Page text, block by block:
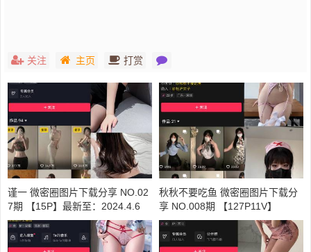
关注 主页 打赏
谨一 微密圈图片下载分享 NO.02
7期 【15P】最新至：2024.4.6
秋秋不要吃鱼 微密圈图片下载分
享 NO.008期 【127P11V】